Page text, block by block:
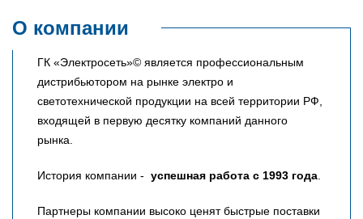
О компании
ГК «Электросеть»© является профессиональным
дистрибьютором на рынке электро и
светотехнической продукции на всей территории РФ,
входящей в первую десятку компаний данного
рынка.
История компании - успешная работа с 1993 года.
Партнеры компании высоко ценят быстрые поставки